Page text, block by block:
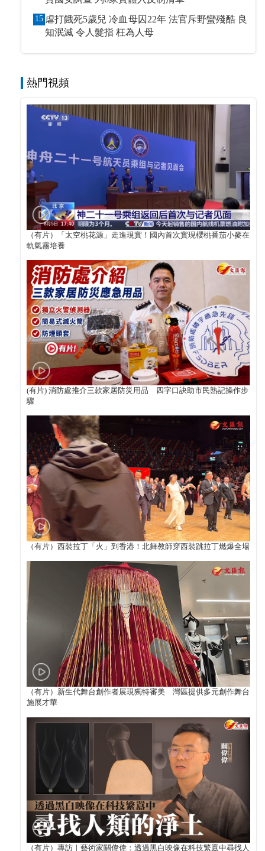
15 虐打餓死5歲兒 冷血母囚22年 法官斥野蠻殘酷 良
知泯滅 令人髮指 枉為人母
熱門視頻
（有片）「太空桃花源」走進現實！國內首次實現櫻桃番茄小麥在
軌氣霧培養
(有片) 消防處推介三款家居防災用品 四字口訣助市民熟記操作步
驟
（有片）西裝拉丁「火」到香港！北舞教師穿西裝跳拉丁燃爆全場
（有片）新生代舞台創作者展現獨特審美 灣區提供多元創作舞台
施展才華
（有片）專訪｜藝術家關偉偉：透過黑白映像在科技繁囂中尋找人